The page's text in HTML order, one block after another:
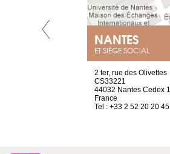
NANTES
ET SIÈGE SOCIAL
2 ter, rue des Olivettes
CS33221
44032 Nantes Cedex 1
France
Tel : +33 2 52 20 20 45